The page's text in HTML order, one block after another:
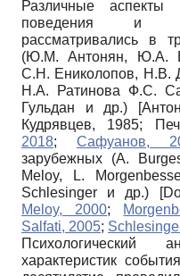
Различные аспекты
поведения и
рассматривались в
(Ю.М. Антонян, Ю.А.
С.Н. Ениколопов, Н.В.
Н.А. Ратинова Ф.С.
Гульдан и др.)
[
Кудрявцев, 1985;
2018; Сафуанов,
зарубежных (A.
Meloy, L.
Schlesinger и др.)
[
Meloy, 2000;
Salfati, 2005;
Психологический
характеристик